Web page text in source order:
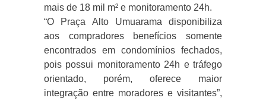
mais de 18 mil m² e monitoramento 24h.
“O Praça Alto Umuarama disponibiliza
aos compradores benefícios somente
encontrados em condomínios fechados,
pois possui monitoramento 24h e tráfego
orientado, porém, oferece maior
integração entre moradores e visitantes”,